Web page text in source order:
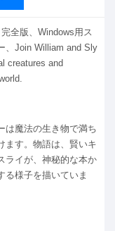
全版、Windows用ス
、Join William and Sly
creatures and
は魔法の生き物で満ち
ます。物語は、賢いキ
ライが、神秘的な本か
様子を描いていま